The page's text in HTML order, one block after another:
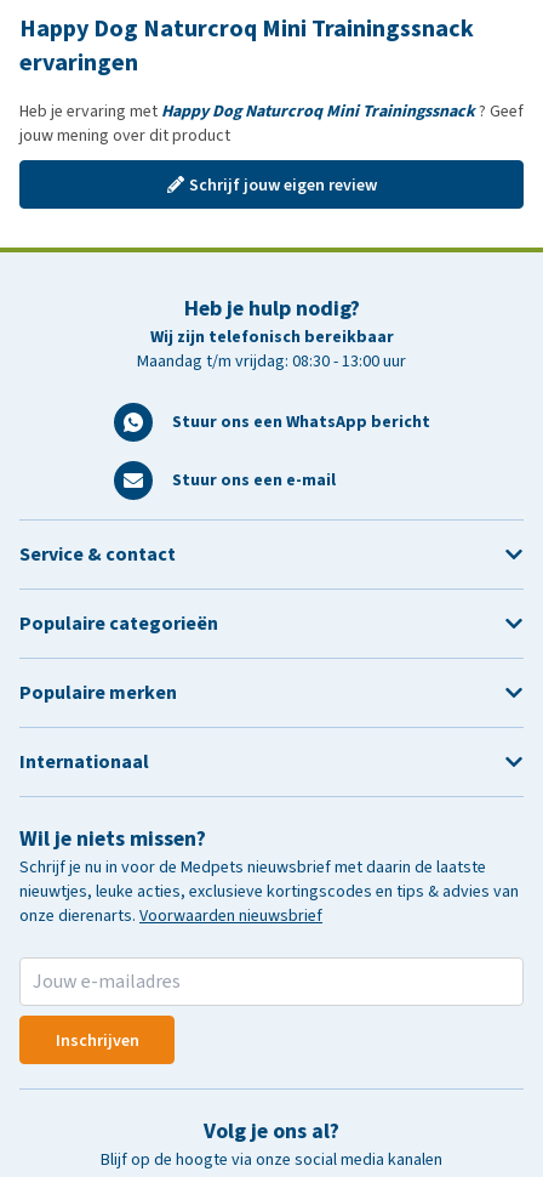
Happy Dog Naturcroq Mini Trainingssnack
ervaringen
Heb je ervaring met Happy Dog Naturcroq Mini Trainingssnack? Geef
jouw mening over dit product
Schrijf jouw eigen review
Heb je hulp nodig?
Wij zijn telefonisch bereikbaar
Maandag t/m vrijdag: 08:30 - 13:00 uur
Stuur ons een WhatsApp bericht
Stuur ons een e-mail
Wil je niets missen?
Schrijf je nu in voor de Medpets nieuwsbrief met daarin de laatste
nieuwtjes, leuke acties, exclusieve kortingscodes en tips & advies van
onze dierenarts. Voorwaarden nieuwsbrief
Inschrijven
Volg je ons al?
Blijf op de hoogte via onze social media kanalen
Service & contact
Populaire categorieën
Populaire merken
Internationaal